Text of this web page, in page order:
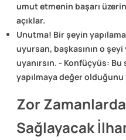
umut etmenin başarı
açıklar.
Unutma! Bir şeyin
uyursan, başkasının o
uyanırsın. - Konfüçyüs:
yapılmaya değer
Zor Zamanlarda
Sağlayacak